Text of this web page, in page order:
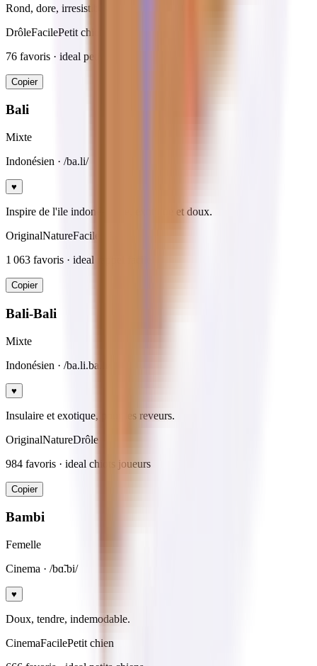
Rond, dore, irresistible.
DrôleFacilePetit chien
76 favoris · ideal petits chiens
Copier
Bali
Mixte
Indonésien · /ba.li/
♥
Inspire de l'ile indonésienne, exotique et doux.
OriginalNatureFacile
1 063 favoris · ideal
Copier
Bali-Bali
Mixte
Indonésien · /ba.li.ba.li/
♥
Insulaire et exotique, pour les reveurs.
OriginalNatureDrôle
984 favoris · ideal chiots joueurs
Copier
Bambi
Femelle
Cinema · /bɑ̃.bi/
♥
Doux, tendre, indemodable.
CinemaFacilePetit chien